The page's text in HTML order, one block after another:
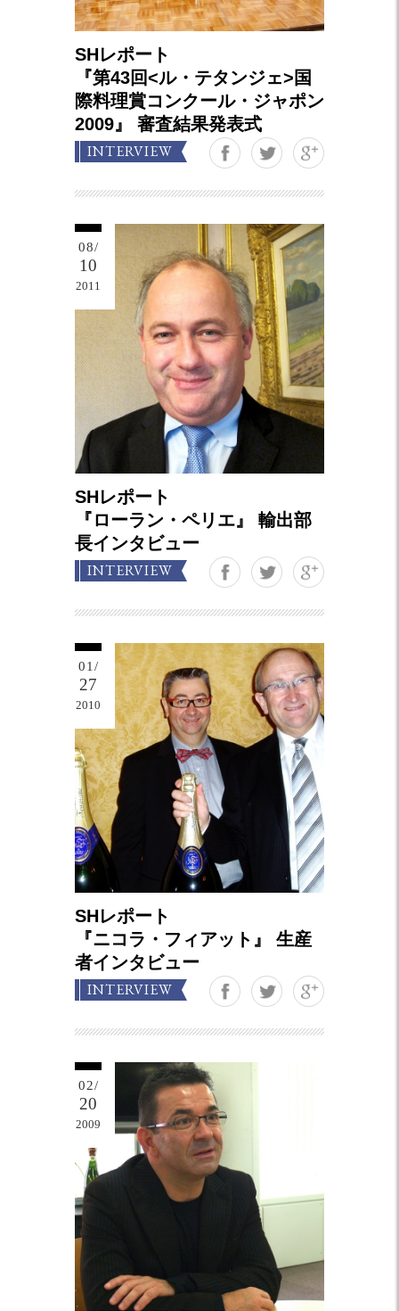
SHレポート
『第43回<ル・テタンジェ>国
際料理賞コンクール・ジャポン
2009』 審査結果発表式
INTERVIEW
08/
10
2011
SHレポート
『ローラン・ペリエ』 輸出部
長インタビュー
INTERVIEW
01/
27
2010
SHレポート
『ニコラ・フィアット』 生産
者インタビュー
INTERVIEW
02/
20
2009